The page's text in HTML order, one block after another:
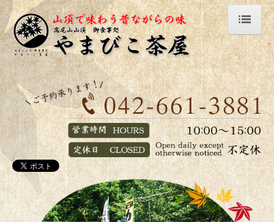
ホーム/HOME
お店紹介/RESTAURANT
お知らせ/INFO
Q&A
リンク集/LINKS
お品書き/MENU
お土産/SOUVENIR